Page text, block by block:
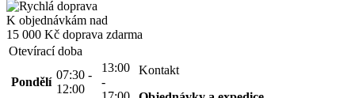
K objednávkám nad
15 000 Kč doprava zdarma
Otevírací doba
Pondělí
07:30 -
12:00
13:00
-
Kontakt